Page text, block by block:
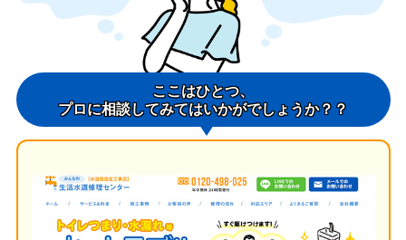
ここはひとつ、
プロに相談してみてはいかがでしょうか？？